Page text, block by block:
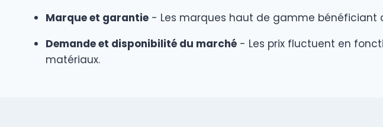
Marque et garantie- Les marques haut de gamme bénéficiant
Demande et disponibilité du marché- Les prix fluctuent en
matériaux.